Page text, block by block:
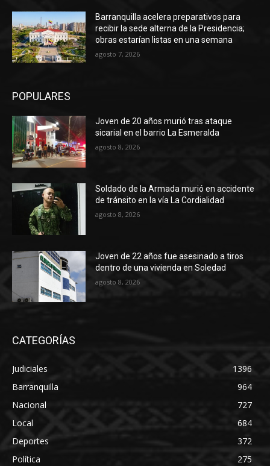
Barranquilla acelera preparativos para
recibir la sede alterna de la Presidencia;
obras estarían listas en una semana
agosto 7, 2026
POPULARES
Joven de 20 años murió tras ataque
sicarial en el barrio La Esmeralda
agosto 8, 2026
Soldado de la Armada murió en accidente
de tránsito en la vía La Cordialidad
agosto 8, 2026
Joven de 22 años fue asesinado a tiros
dentro de una vivienda en Soledad
agosto 8, 2026
CATEGORÍAS
Judiciales
1396
Barranquilla
964
Nacional
727
Local
684
Deportes
372
Política
275